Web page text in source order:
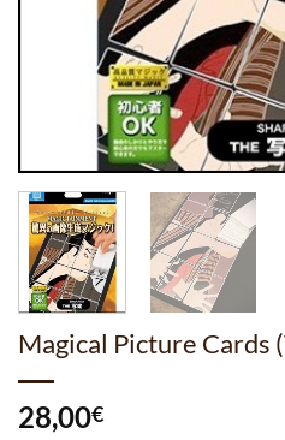
Magical Picture Cards
28,00€